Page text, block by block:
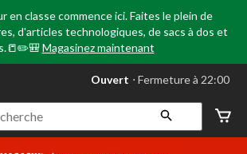
en classe commence ici. Faites le plein de
d'articles technologiques, de sacs à dos et
Magasinez maintenant
votre
préféré
Leduc,
AB,
Ouvert ⋅ Fermeture à 22:00